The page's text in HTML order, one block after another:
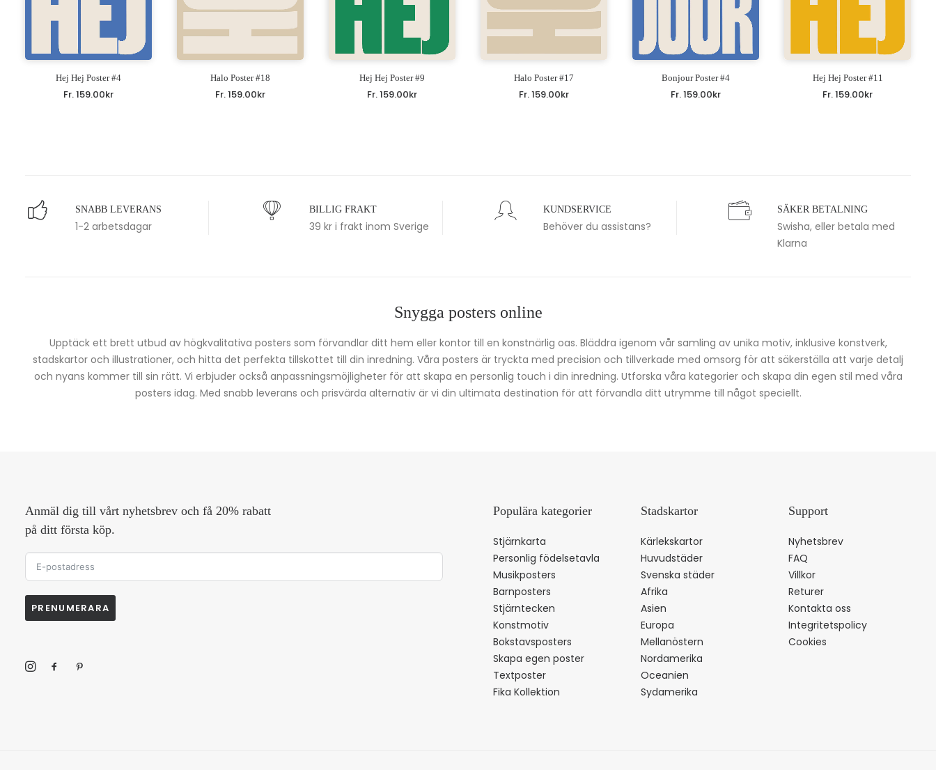
Hej Hej Poster #4
Fr.159.00kr
Halo Poster #18
Fr.159.00kr
Hej Hej Poster #9
Fr.159.00kr
Halo Poster #17
Fr.159.00kr
Bonjour Poster #4
Fr.159.00kr
Hej Hej Poster #11
Fr.159.00kr
SNABB LEVERANS
1-2 arbetsdagar
BILLIG FRAKT
39 kr i frakt inom Sverige
KUNDSERVICE
Behöver du assistans?
SÄKER BETALNING
Swisha, eller betala med
Klarna
Snygga posters online
Upptäck ett brett utbud av högkvalitativa posters som förvandlar ditt hem eller kontor till en konstnärlig oas. Bläddra igenom vår samling av unika motiv, inklusive konstverk,
stadskartor och illustrationer, och hitta det perfekta tillskottet till din inredning. Våra posters är tryckta med precision och tillverkade med omsorg för att säkerställa att varje detalj
och nyans kommer till sin rätt. Vi erbjuder också anpassningsmöjligheter för att skapa en personlig touch i din inredning. Utforska våra kategorier och skapa din egen stil med våra
posters idag. Med snabb leverans och prisvärda alternativ är vi din ultimata destination för att förvandla ditt utrymme till något speciellt.
Anmäl dig till vårt nyhetsbrev och få 20% rabatt
på ditt första köp.
PRENUMERARA
Populära kategorier
Stjärnkarta
Personlig födelsetavla
Musikposters
Barnposters
Stjärntecken
Konstmotiv
Bokstavsposters
Skapa egen poster
Textposter
Fika Kollektion
Stadskartor
Kärlekskartor
Huvudstäder
Svenska städer
Afrika
Asien
Europa
Mellanöstern
Nordamerika
Oceanien
Sydamerika
Support
Nyhetsbrev
FAQ
Villkor
Returer
Kontakta oss
Integritetspolicy
Cookies